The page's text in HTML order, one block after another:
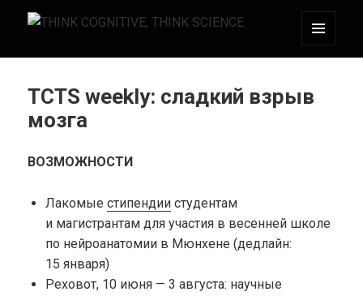
THINK COGNITIVE, THINK SCIENCE
TCTS weekly: сладкий взрыв
мозга
ВОЗМОЖНОСТИ
Лакомые стипендиистудентам
и магистрантам для участия в весенней школе
по нейроанатомии в Мюнхене (дедлайн:
15 января)
Реховот, 10 июня — 3 августа: научные